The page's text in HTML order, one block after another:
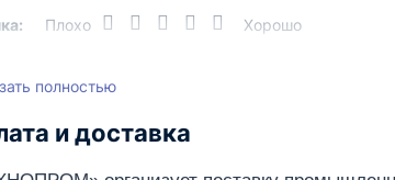
Гц
В
подъема, м
Плохо Хорошо
отзыв
полностью
и доставка